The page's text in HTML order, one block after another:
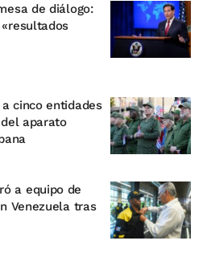
de diálogo:
cinco entidades
aparato
a equipo de
Venezuela tras